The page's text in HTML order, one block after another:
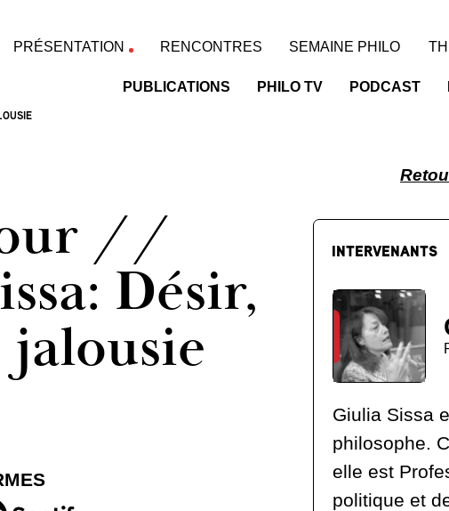
PRÉSENTATION RENCONTRES SEMAINE PHILO
PUBLICATIONS PHILO TV PODCAST
//
Désir,
jalousie
INTERVENANTS
Giulia Sissa
philosophe.
elle est
politique et